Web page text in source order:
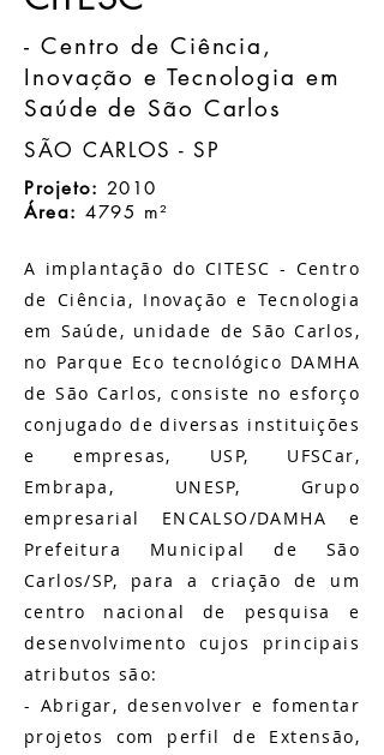
A implantação do CITESC - Centro
de Ciência, Inovação e Tecnologia
em Saúde, unidade de São Carlos,
no Parque Eco tecnológico DAMHA
de São Carlos, consiste no esforço
conjugado de diversas instituições
e empresas, USP, UFSCar,
Embrapa, UNESP, Grupo
empresarial ENCALSO/DAMHA e
Prefeitura Municipal de São
Carlos/SP, para a criação de um
centro nacional de pesquisa e
desenvolvimento cujos principais
atributos são:
- Abrigar, desenvolver e fomentar
projetos com perfil de Extensão,
SÃO CARLOS - SP
Projeto: 2010
Área: 4795 m²
- Centro de Ciência,
Inovação e Tecnologia em
Saúde de São Carlos